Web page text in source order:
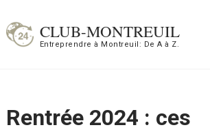
au
contenu
CLUB-MONTREUIL
Entreprendre à Montreuil: De A à Z.
Rentrée 2024 : ces